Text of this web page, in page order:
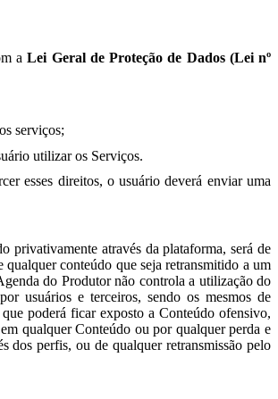
aLei Geral de Proteção de Dados (Lei nº
serviços;
utilizar os Serviços.
esses direitos, o usuário deverá enviar uma
privativamente através da plataforma, será de
conteúdo que seja retransmitido a um
do Produtor não controla a utilização do
usuários e terceiros, sendo os mesmos de
poderá ficar exposto a Conteúdo ofensivo,
qualquer Conteúdo ou por qualquer perda e
dos perfis, ou de qualquer retransmissão pelo